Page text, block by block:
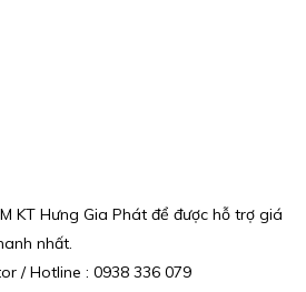
KT Hưng Gia Phát để được hỗ trợ giá
nhất.
/ Hotline : 0938 336 079